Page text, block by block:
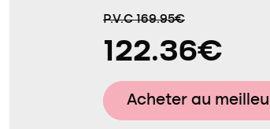
P.V.C 169.95€
122.36€
Acheter au